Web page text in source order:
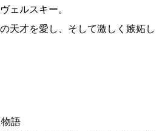
ェルスキー。
天才を愛し、そして激しく嫉妬し
語